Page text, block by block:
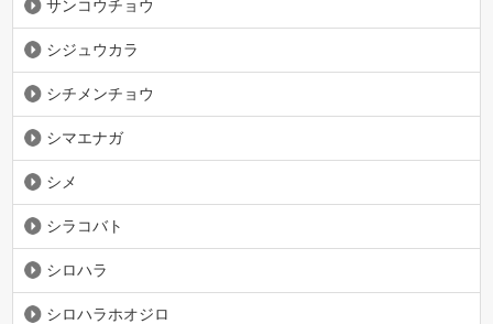
サンコウチョウ
シジュウカラ
シチメンチョウ
シマエナガ
シメ
シラコバト
シロハラ
シロハラホオジロ